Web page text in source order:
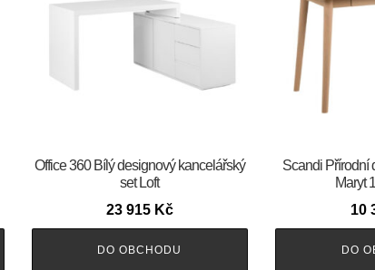
Office 360 Bílý designový kancelářský
set Loft
23 915 Kč
DO OBCHODU
Scandi Přírodní
Maryt
10
DO